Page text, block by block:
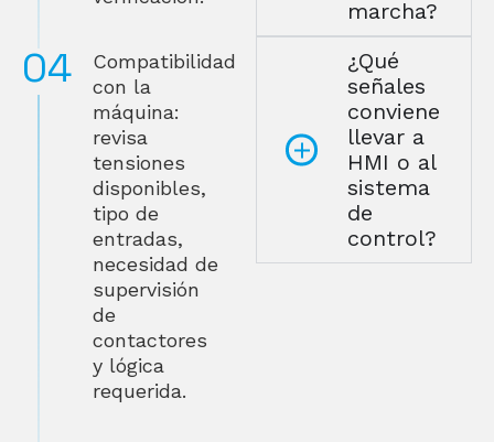
Compatibilidad
con la
máquina:
revisa
tensiones
disponibles,
tipo de
entradas,
necesidad de
supervisión
de
contactores
y lógica
requerida.
marcha?
¿Qué
señales
conviene
llevar a
HMI o al
sistema
de
control?